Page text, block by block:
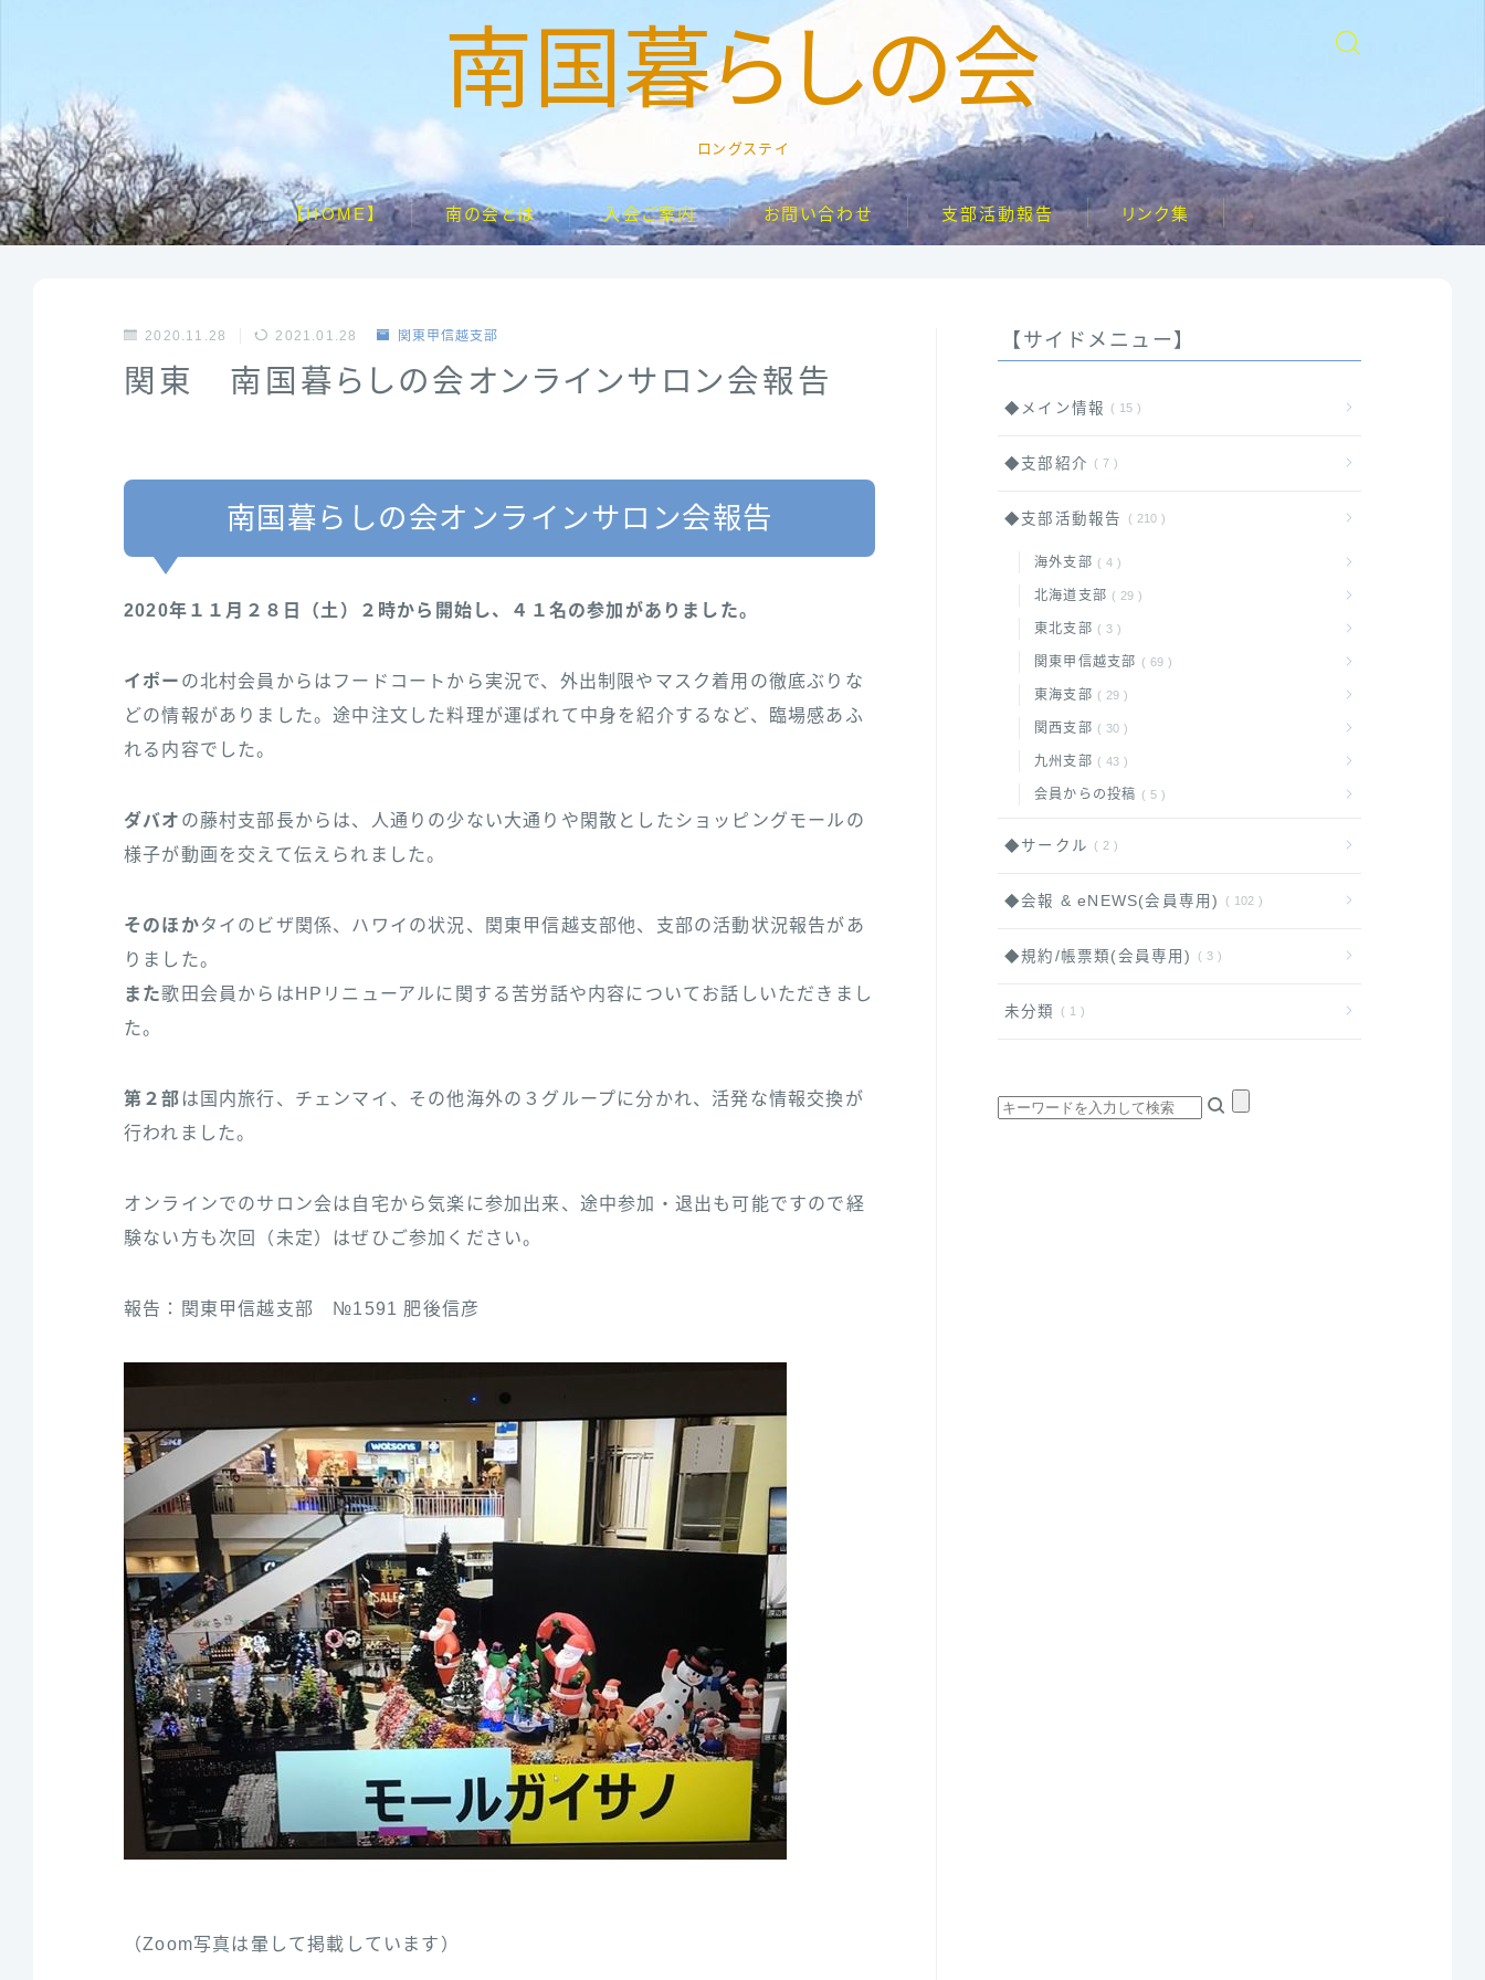
南国暮らしの会
ロングステイ
【HOME】 南の会とは 入会ご案内 お問い合わせ 支部活動報告 リンク集
2020.11.28 2021.01.28 関東甲信越支部
関東 南国暮らしの会オンラインサロン会報告
南国暮らしの会オンラインサロン会報告
2020年１１月２８日（土）２時から開始し、４１名の参加がありました。
イポー の北村会員からはフードコートから実況で、外出制限やマスク着用の徹底ぶりな
どの情報がありました。途中注文した料理が運ばれて中身を紹介するなど、臨場感あふ
れる内容でした。
ダバオ の藤村支部長からは、人通りの少ない大通りや閑散としたショッピングモールの
様子が動画を交えて伝えられました。
そのほかタイのビザ関係、ハワイの状況、関東甲信越支部他、支部の活動状況報告があ
りました。
また歌田会員からはHPリニューアルに関する苦労話や内容についてお話しいただきまし
た。
第２部 は国内旅行、チェンマイ、その他海外の３グループに分かれ、活発な情報交換が
行われました。
オンラインでのサロン会は自宅から気楽に参加出来、途中参加・退出も可能ですので経
験ない方も次回（未定）はぜひご参加ください。
報告：関東甲信越支部 №1591 肥後信彦
（Zoom写真は暈して掲載しています）
【サイドメニュー】
◆メイン情報 15
◆支部紹介 7
◆支部活動報告 210
海外支部 4
北海道支部 29
東北支部 3
関東甲信越支部 69
東海支部 29
関西支部 30
九州支部 43
会員からの投稿 5
◆サークル 2
◆会報 & eNEWS(会員専用) 102
◆規約/帳票類(会員専用) 3
未分類 1